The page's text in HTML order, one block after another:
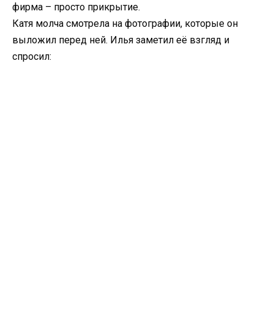
фирма – просто прикрытие.
Катя молча смотрела на фотографии, которые он
выложил перед ней. Илья заметил её взгляд и
спросил: